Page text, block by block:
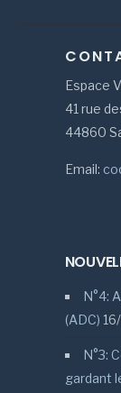
Espace
41 rue
44860
Email:
N°4:
(ADC)
N°3:
gardant